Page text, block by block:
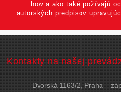
how a ako také požívajú
autorských predpisov
Kontakty na našej
Dvorská 1163/2, Praha –